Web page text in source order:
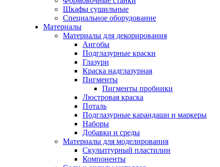
Шкафы сушильные
Специальное оборудование
Материалы
Материалы для декорирования
Ангобы
Подглазурные краски
Глазури
Краска надглазурная
Пигменты
Пигменты пробники
Люстровая краска
Поталь
Подглазурные карандаши и маркеры
Наборы
Добавки и среды
Материалы для моделирования
Скульптурный пластилин
Компоненты